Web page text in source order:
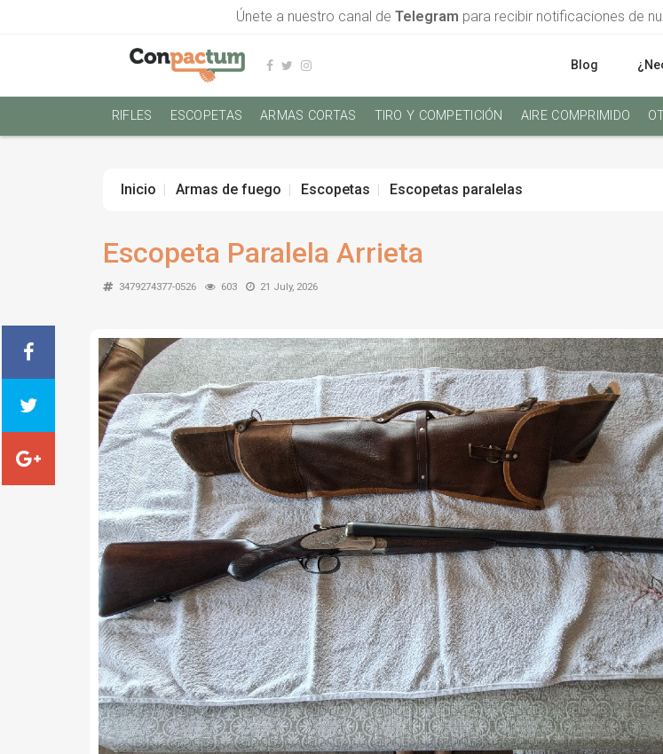
Únete a nuestro canal de Telegram para recibir notificaciones de
Blog
RIFLES ESCOPETAS ARMAS CORTAS TIRO Y COMPETICIÓN AIRE COMPRIMIDO
Inicio Armas de fuego Escopetas Escopetas paralelas
Escopeta Paralela Arrieta
3479274377-0526 603 21 July, 2026